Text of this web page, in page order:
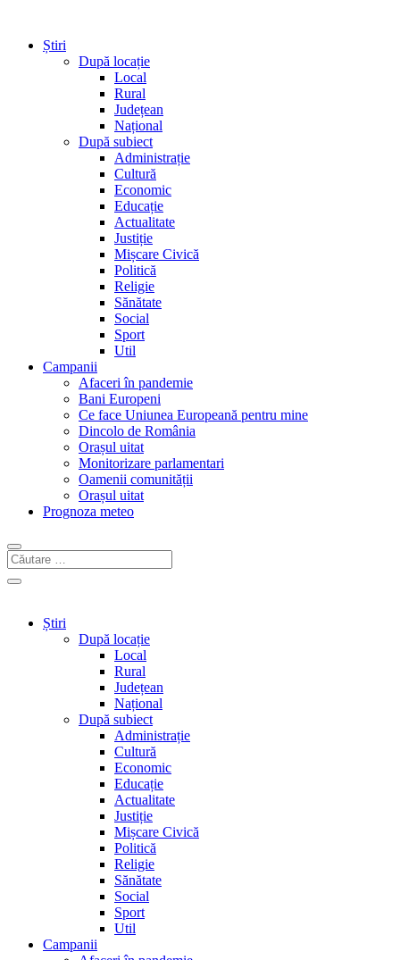
Știri
După locație
Local
Rural
Județean
Național
După subiect
Administrație
Cultură
Economic
Educație
Actualitate
Justiție
Mișcare Civică
Politică
Religie
Sănătate
Social
Sport
Util
Campanii
Afaceri în pandemie
Bani Europeni
Ce face Uniunea Europeană pentru mine
Dincolo de România
Orașul uitat
Monitorizare parlamentari
Oamenii comunității
Orașul uitat
Prognoza meteo
Știri
După locație
Local
Rural
Județean
Național
După subiect
Administrație
Cultură
Economic
Educație
Actualitate
Justiție
Mișcare Civică
Politică
Religie
Sănătate
Social
Sport
Util
Campanii